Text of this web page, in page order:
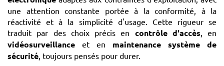
une attention constante portée à la conformité, à la
réactivité et à la simplicité d'usage. Cette rigueur se
traduit par des choix précis en contrôle d'accès , en
vidéosurveillance et en maintenance système de
sécurité , toujours pensés pour durer.